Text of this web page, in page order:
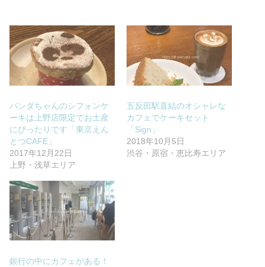
パンダちゃんのシフォンケ
ーキは上野店限定でお土産
にぴったりです「東京えん
とつCAFE」
2017年12月22日
上野・浅草エリア
五反田駅直結のオシャレな
カフェでケーキセット
「Sign」
2018年10月5日
渋谷・原宿・恵比寿エリア
銀行の中にカフェがある！